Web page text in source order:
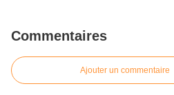
Commentaires
Ajouter un commentaire